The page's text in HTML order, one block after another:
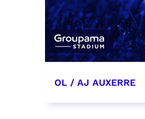
OL / AJ AUXERRE